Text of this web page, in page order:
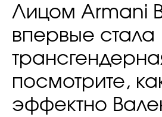
Лицом Armani
впервые стала
посмотрите,
эффектно